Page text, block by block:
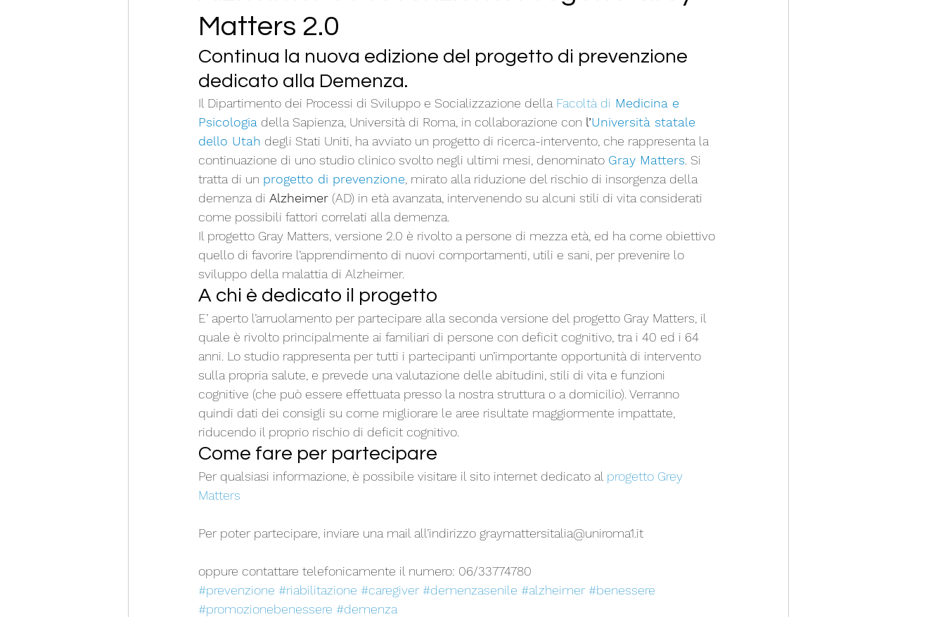
Matters 2.0
Continua la nuova edizione del progetto di prevenzione
dedicato alla Demenza.
Il Dipartimento dei Processi di Sviluppo e Socializzazione della Facoltà di Medicina e
Psicologia della Sapienza, Università di Roma, in collaborazione con l’Università statale
dello Utah degli Stati Uniti, ha avviato un progetto di ricerca-intervento, che rappresenta la
continuazione di uno studio clinico svolto negli ultimi mesi, denominato Gray Matters . Si
tratta di un progetto di prevenzione , mirato alla riduzione del rischio di insorgenza della
demenza di Alzheimer (AD) in età avanzata, intervenendo su alcuni stili di vita considerati
come possibili fattori correlati alla demenza.
Il progetto Gray Matters, versione 2.0 è rivolto a persone di mezza età, ed ha come obiettivo
quello di favorire l’apprendimento di nuovi comportamenti, utili e sani, per prevenire lo
sviluppo della malattia di Alzheimer.
A chi è dedicato il progetto
E’ aperto l’arruolamento per partecipare alla seconda versione del progetto Gray Matters, il
quale è rivolto principalmente ai familiari di persone con deficit cognitivo, tra i 40 ed i 64
anni. Lo studio rappresenta per tutti i partecipanti un’importante opportunità di intervento
sulla propria salute, e prevede una valutazione delle abitudini, stili di vita e funzioni
cognitive (che può essere effettuata presso la nostra struttura o a domicilio). Verranno
quindi dati dei consigli su come migliorare le aree risultate maggiormente impattate,
riducendo il proprio rischio di deficit cognitivo.
Come fare per partecipare
Per qualsiasi informazione, è possibile visitare il sito internet dedicato al progetto Grey
Matters
Per poter partecipare, inviare una mail all’indirizzo graymattersitalia@uniroma1.it
oppure contattare telefonicamente il numero: 06/33774780
#prevenzione #riabilitazione #caregiver #demenzasenile #alzheimer #benessere
#promozionebenessere #demenza